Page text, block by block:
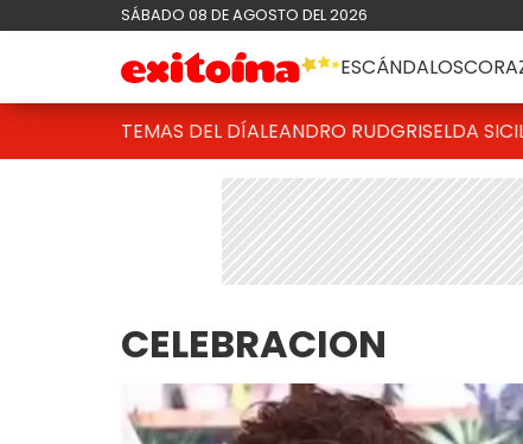
SÁBADO 08 DE AGOSTO DEL 2026
ESCÁNDALOS
TEMAS DEL DÍALEANDRO RUDGRISELDA
CELEBRACION